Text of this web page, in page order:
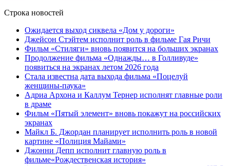
Строка новостей
Ожидается выход сиквела «Дом у дороги»
Джейсон Стэйтем исполнит роль в фильме Гая Ричи
Фильм «Стиляги» вновь появится на больших экранах
Продолжение фильма «Однажды… в Голливуде»
появиться на экранах летом 2026 года
Стала известна дата выхода фильма «Поцелуй
женщины-паука»
Адриа Архона и Каллум Тернер исполнят главные роли
в драме
Фильм «Пятый элемент» вновь покажут на российских
экранах
Майкл Б. Джордан планирует исполнить роль в новой
картине «Полиция Майами»
Джонни Депп исполнит главную роль в
фильме«Рождественская история»